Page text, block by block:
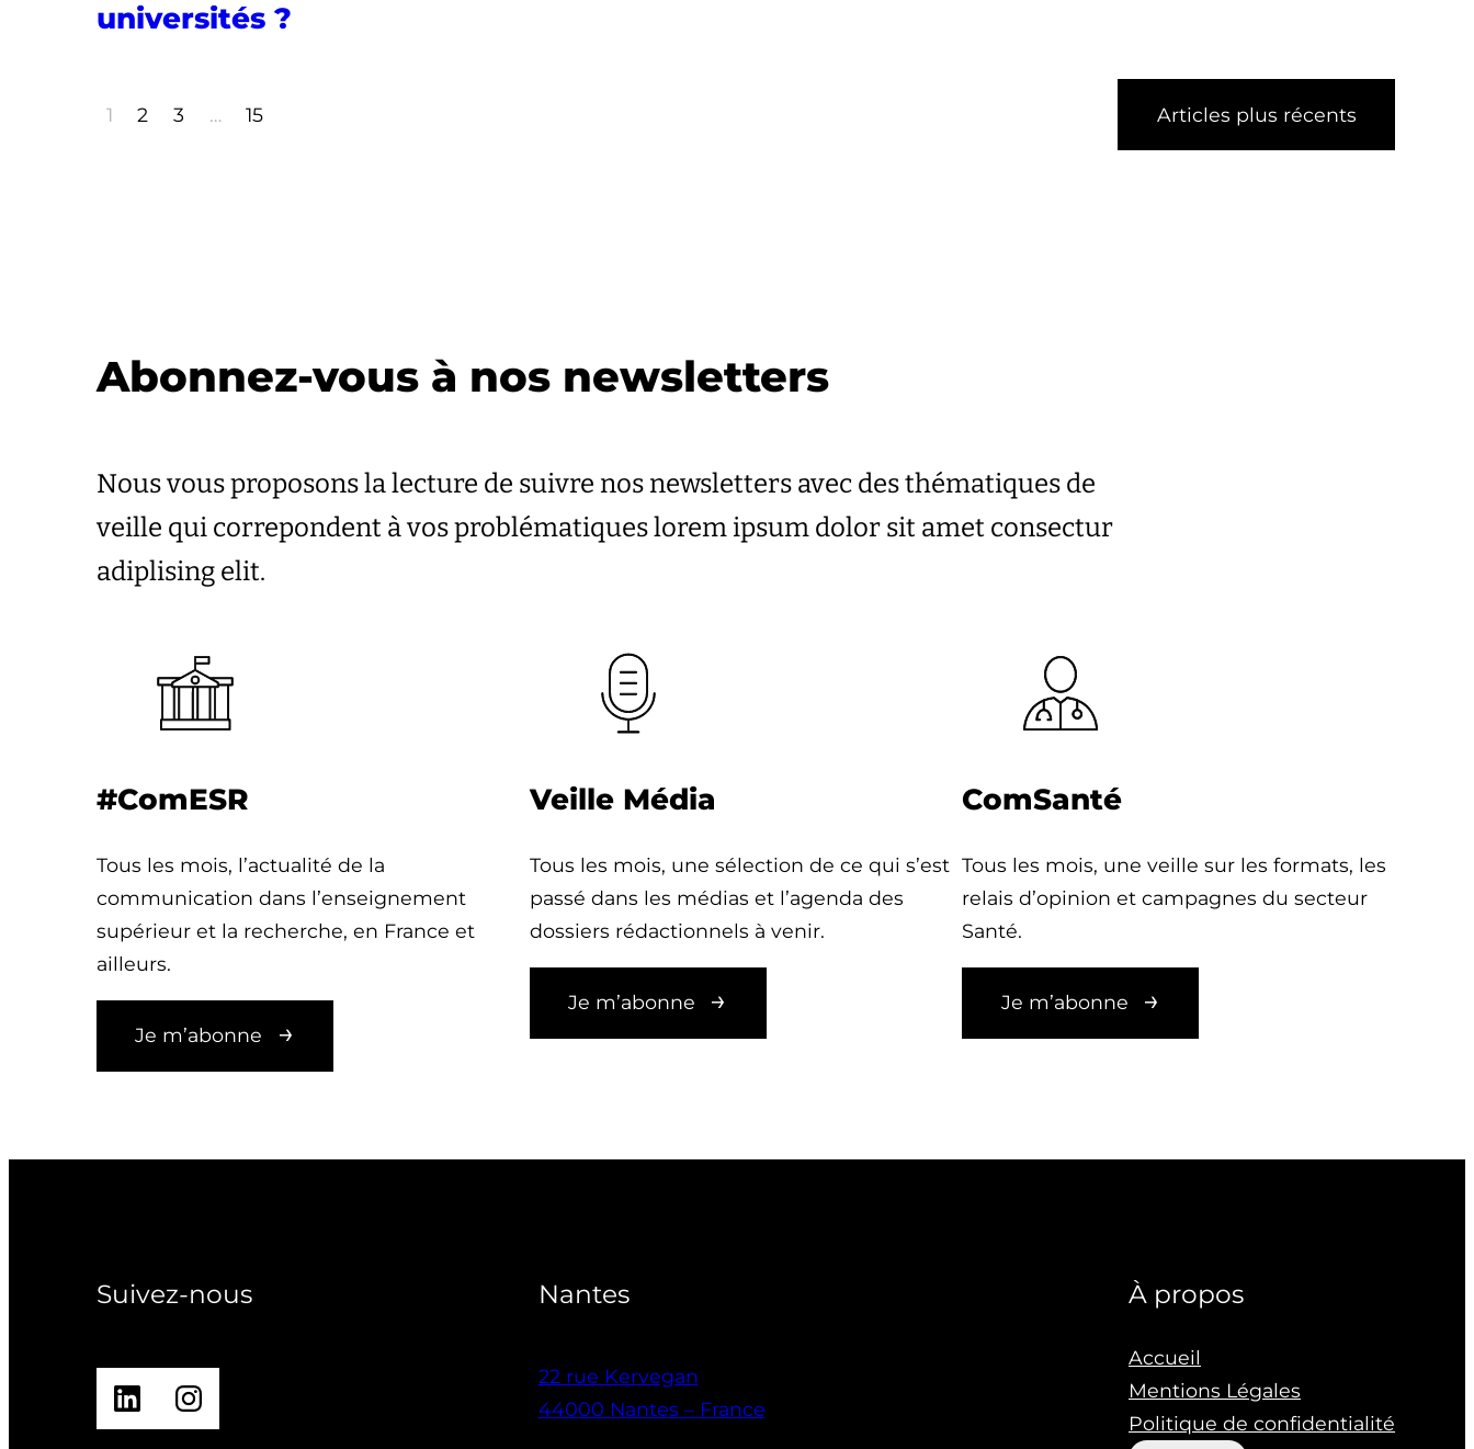
universités ?
1 2 3 … 15 Articles plus récents
Abonnez-vous à nos newsletters
Nous vous proposons la lecture de suivre nos newsletters avec des thématiques de
veille qui correpondent à vos problématiques lorem ipsum dolor sit amet consectur
adiplising elit.
#ComESR
Tous les mois, l’actualité de la
communication dans l’enseignement
supérieur et la recherche, en France et
ailleurs.
Je m’abonne
Veille Média
Tous les mois, une sélection de ce qui s’est
passé dans les médias et l’agenda des
dossiers rédactionnels à venir.
Je m’abonne
ComSanté
Tous les mois, une veille sur les formats, les
relais d’opinion et campagnes du secteur
Santé.
Je m’abonne
Suivez-nous
LinkedInInstagram
Nantes
22 rue Kervegan
44000 Nantes – France
À propos
Accueil
Mentions Légales
Politique de confidentialité